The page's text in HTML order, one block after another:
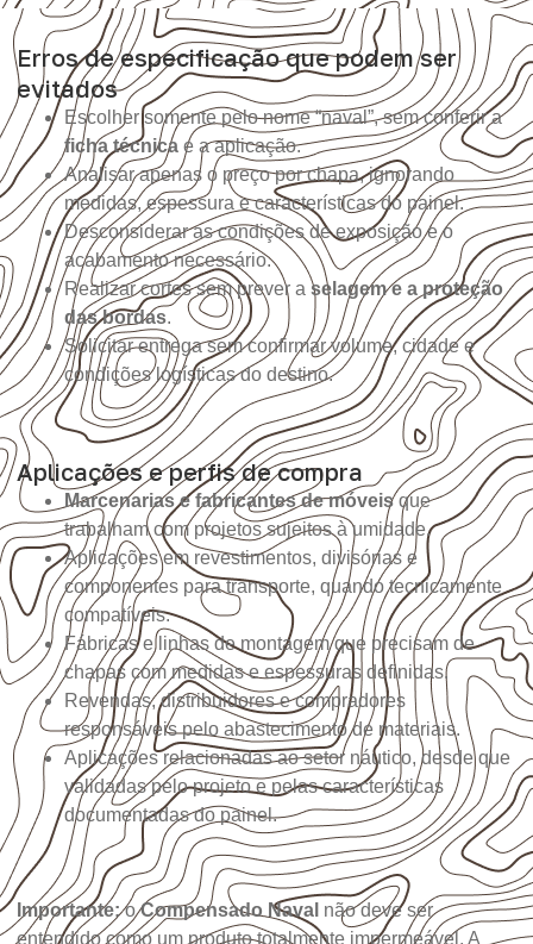
Erros de especificação que podem ser
evitados
Escolher somente pelo nome “naval”, sem conferir a
ficha técnica e a aplicação.
Analisar apenas o preço por chapa, ignorando
medidas, espessura e características do painel.
Desconsiderar as condições de exposição e o
acabamento necessário.
Realizar cortes sem prever a selagem e a proteção
das bordas.
Solicitar entrega sem confirmar volume, cidade e
condições logísticas do destino.
Aplicações e perfis de compra
Marcenarias e fabricantes de móveisque
trabalham com projetos sujeitos à umidade.
Aplicações em revestimentos, divisórias e
componentes para transporte, quando tecnicamente
compatíveis.
Fábricas e linhas de montagem que precisam de
chapas com medidas e espessuras definidas.
Revendas, distribuidores e compradores
responsáveis pelo abastecimento de materiais.
Aplicações relacionadas ao setor náutico, desde que
validadas pelo projeto e pelas características
documentadas do painel.
Importante:oCompensado Naval não deve ser
entendido como um produto totalmente impermeável. A